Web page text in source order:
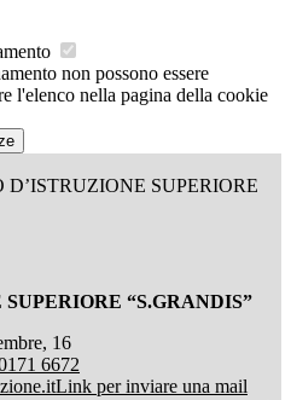
non possono essere
l'elenco nella pagina della cookie
D’ISTRUZIONE SUPERIORE
“S.GRANDIS”
16
6672
Link per inviare una mail